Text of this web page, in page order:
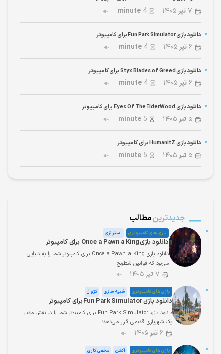
۷تیر۱۴۰۵ 4
minute
دانلود بازی Fun Park Simulator برای کامپیوتر
۶تیر۱۴۰۵ 4
minute
دانلود بازی Styx Blades of Greed برای کامپیوتر
۶تیر۱۴۰۵ 4
minute
دانلود بازی Eyes Of The ElderWood برای کامپیوتر
۵ تیر۱۴۰۵ 5
minute
دانلود بازی HumanitZ برای کامپیوتر
۵ تیر۱۴۰۵ 5
minute
جدیدترینمطالب
بازی های کامپیوتری استراتژی
دانلود بازی Once a Pawn a King برای کامپیوتر
دانلود بازی Once a Pawn a King برای کامپیوتر شما را به دنیایی
می‌برد که قوانین شطرنج
۷ تیر ۱۴۰۵
بازی های کامپیوتری شبیه سازی کژوال
دانلود بازی Fun Park Simulator برای کامپیوتر
دانلود بازی Fun Park Simulator برای کامپیوتر شما را در نقش مدیر
یک شهربازی قدیمی قرار می‌دهد؛
۶تیر۱۴۰۵
بازی های کامپیوتری اکشن مخفی کاری